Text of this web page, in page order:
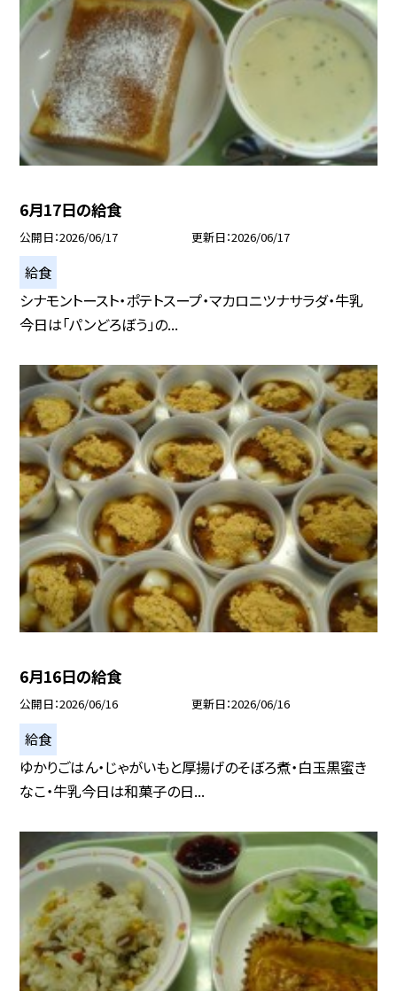
6月17日の給食
公開日 2026/06/17 更新日 2026/06/17
給食
シナモントースト・ポテトスープ・マカロニツナサラダ・牛乳
今日は「パンどろぼう」の...
6月16日の給食
公開日 2026/06/16 更新日 2026/06/16
給食
ゆかりごはん・じゃがいもと厚揚げのそぼろ煮・白玉黒蜜き
なこ・牛乳今日は和菓子の日...